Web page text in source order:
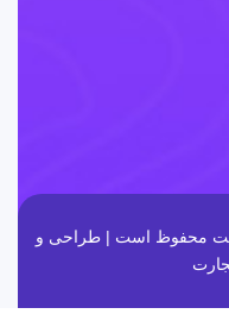
سایت محفوظ است | طراحی و